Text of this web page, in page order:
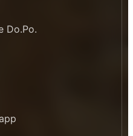
Do.Po.